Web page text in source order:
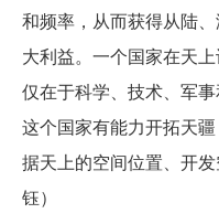
和频率，从而获得从陆
大利益。一个国家在天
仅在于科学、技术、军
这个国家有能力开拓天
据天上的空间位置、开
钰）